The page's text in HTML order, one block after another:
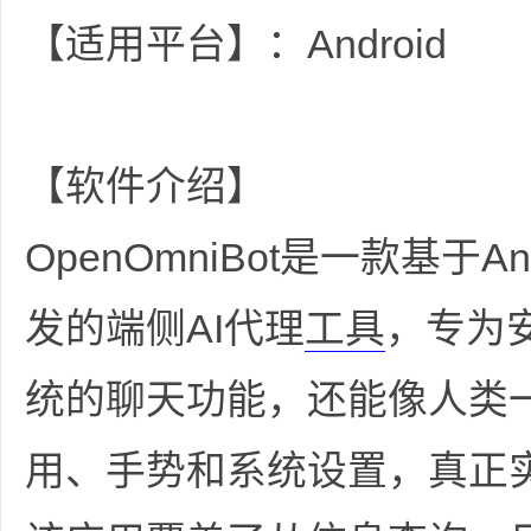
【适用平台】：Android
【软件介绍】
OpenOmniBot是一款基于
发的端侧AI代理工具，专为
统的聊天功能，还能像人类
用、手势和系统设置，真正